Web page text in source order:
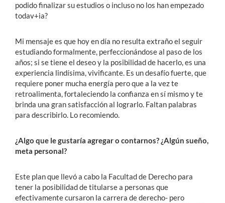
podido finalizar su estudios o incluso no los han empezado
todav+ia?
Mi mensaje es que hoy en día no resulta extraño el seguir
estudiando formalmente, perfeccionándose al paso de los
años; si se tiene el deseo y la posibilidad de hacerlo, es una
experiencia lindísima, vivificante. Es un desafío fuerte, que
requiere poner mucha energía pero que a la vez te
retroalimenta, fortaleciendo la confianza en sí mismo y te
brinda una gran satisfacción al lograrlo. Faltan palabras
para describirlo. Lo recomiendo.
¿Algo que le gustaría agregar o contarnos? ¿Algún sueño,
meta personal?
Este plan que llevó a cabo la Facultad de Derecho para
tener la posibilidad de titularse a personas que
efectivamente cursaron la carrera de derecho- pero